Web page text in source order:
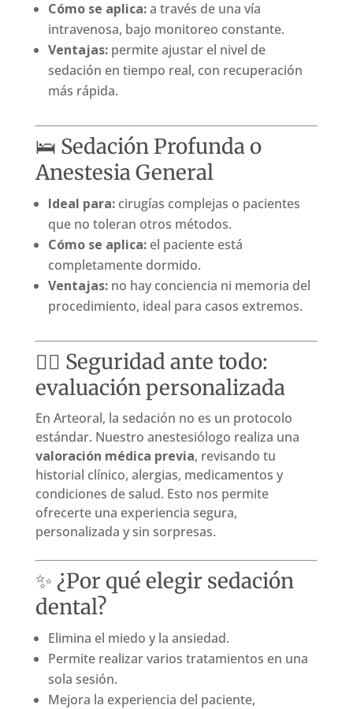
Cómo se aplica:a través de una vía
intravenosa, bajo monitoreo constante.
Ventajas:permite ajustar el nivel de
sedación en tiempo real, con recuperación
más rápida.
🛌 Sedación Profunda o
Anestesia General
Ideal para:cirugías complejas o pacientes
que no toleran otros métodos.
Cómo se aplica:el paciente está
completamente dormido.
Ventajas:no hay conciencia ni memoria del
procedimiento, ideal para casos extremos.
🧑‍⚕️ Seguridad ante todo:
evaluación personalizada
En Arteoral, la sedación no es un protocolo
estándar. Nuestro anestesiólogo realiza una
valoración médica previa, revisando tu
historial clínico, alergias, medicamentos y
condiciones de salud. Esto nos permite
ofrecerte una experiencia segura,
personalizada y sin sorpresas.
✨ ¿Por qué elegir sedación
dental?
Elimina el miedo y la ansiedad.
Permite realizar varios tratamientos en una
sola sesión.
Mejora la experiencia del paciente,